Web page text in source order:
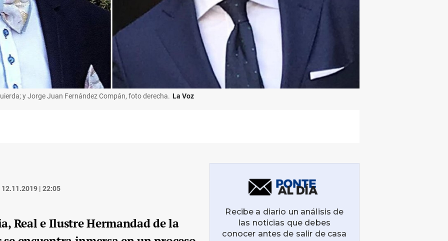
y Jorge Juan Fernández Compán, foto derecha. La Voz
12.11.2019 | 22:05
Real e Ilustre Hermandad de la